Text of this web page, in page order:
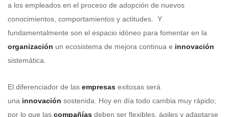
a los empleados en el proceso de adopción de nuevos
conocimientos, comportamientos y actitudes. Y
fundamentalmente son el espacio idóneo para fomentar en la
organización un ecosistema de mejora continua e innovación
sistemática.
El diferenciador de las empresas exitosas será
una innovación sostenida. Hoy en día todo cambia muy rápido;
por lo que las compañías deben ser flexibles, ágiles y adaptarse